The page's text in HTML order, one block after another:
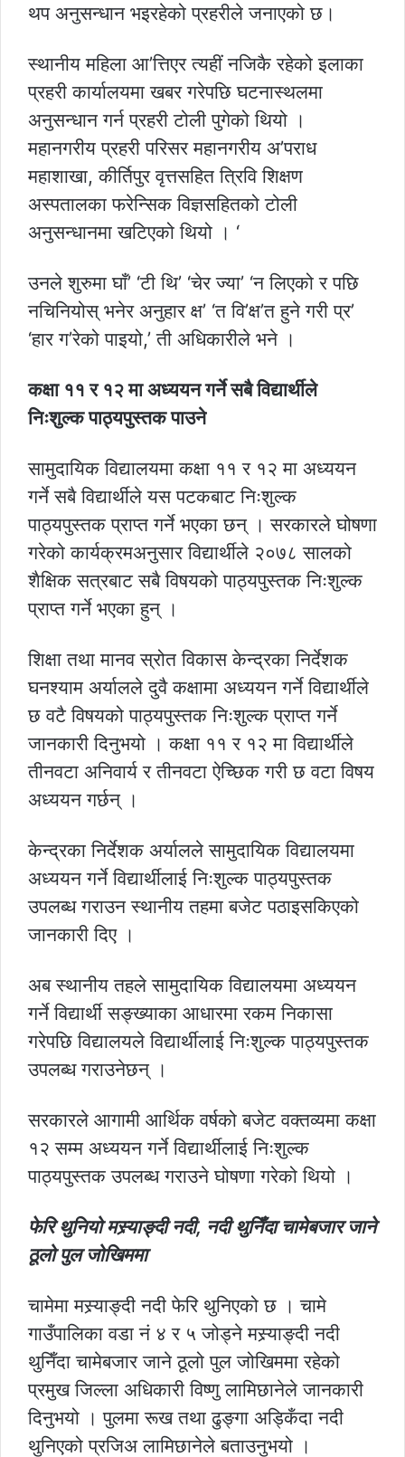
थप अनुसन्धान भइरहेको प्रहरीले जनाएको छ।
स्थानीय महिला आ’त्तिएर त्यहीं नजिकै रहेको इलाका
प्रहरी कार्यालयमा खबर गरेपछि घटनास्थलमा
अनुसन्धान गर्न प्रहरी टोली पुगेको थियो ।
महानगरीय प्रहरी परिसर महानगरीय अ’पराध
महाशाखा, कीर्तिपुर वृत्तसहित त्रिवि शिक्षण
अस्पतालका फरेन्सिक विज्ञसहितको टोली
अनुसन्धानमा खटिएको थियो । ‘
उनले शुरुमा घाँ’ ‘टी थि’ ‘चेर ज्या’ ‘न लिएको र पछि
नचिनियोस् भनेर अनुहार क्ष’ ‘त वि’क्ष’त हुने गरी प्र’
‘हार ग’रेको पाइयो,’ ती अधिकारीले भने ।
कक्षा ११ र १२ मा अध्ययन गर्ने सबै विद्यार्थीले
निःशुल्क पाठ्यपुस्तक पाउने
सामुदायिक विद्यालयमा कक्षा ११ र १२ मा अध्ययन
गर्ने सबै विद्यार्थीले यस पटकबाट निःशुल्क
पाठ्यपुस्तक प्राप्त गर्ने भएका छन् । सरकारले घोषणा
गरेको कार्यक्रमअनुसार विद्यार्थीले २०७८ सालको
शैक्षिक सत्रबाट सबै विषयको पाठ्यपुस्तक निःशुल्क
प्राप्त गर्ने भएका हुन् ।
शिक्षा तथा मानव स्रोत विकास केन्द्रका निर्देशक
घनश्याम अर्यालले दुवै कक्षामा अध्ययन गर्ने विद्यार्थीले
छ वटै विषयको पाठ्यपुस्तक निःशुल्क प्राप्त गर्ने
जानकारी दिनुभयो । कक्षा ११ र १२ मा विद्यार्थीले
तीनवटा अनिवार्य र तीनवटा ऐच्छिक गरी छ वटा विषय
अध्ययन गर्छन् ।
केन्द्रका निर्देशक अर्यालले सामुदायिक विद्यालयमा
अध्ययन गर्ने विद्यार्थीलाई निःशुल्क पाठ्यपुस्तक
उपलब्ध गराउन स्थानीय तहमा बजेट पठाइसकिएको
जानकारी दिए ।
अब स्थानीय तहले सामुदायिक विद्यालयमा अध्ययन
गर्ने विद्यार्थी सङ्ख्याका आधारमा रकम निकासा
गरेपछि विद्यालयले विद्यार्थीलाई निःशुल्क पाठ्यपुस्तक
उपलब्ध गराउनेछन् ।
सरकारले आगामी आर्थिक वर्षको बजेट वक्तव्यमा कक्षा
१२ सम्म अध्ययन गर्ने विद्यार्थीलाई निःशुल्क
पाठ्यपुस्तक उपलब्ध गराउने घोषणा गरेको थियो ।
फेरि थुनियो मस्र्याङ्दी नदी, नदी थुनिँदा चामेबजार जाने
ठूलो पुल जोखिममा
चामेमा मस्र्याङ्दी नदी फेरि थुनिएको छ । चामे
गाउँपालिका वडा नं ४ र ५ जोड्ने मस्र्याङ्दी नदी
थुनिँदा चामेबजार जाने ठूलो पुल जोखिममा रहेको
प्रमुख जिल्ला अधिकारी विष्णु लामिछानेले जानकारी
दिनुभयो । पुलमा रूख तथा ढुङ्गा अड्किँदा नदी
थुनिएको प्रजिअ लामिछानेले बताउनुभयो ।